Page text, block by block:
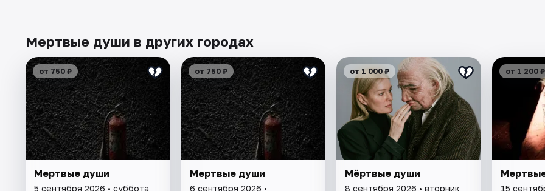
Мертвые души в других городах
от 750 ₽
Мертвые души
5 сентября 2026 • суббота
от 750 ₽
Мертвые души
6 сентября 2026 •
от 1 000 ₽
Мёртвые души
8 сентября 2026 • вторник
от 1 200 ₽
15